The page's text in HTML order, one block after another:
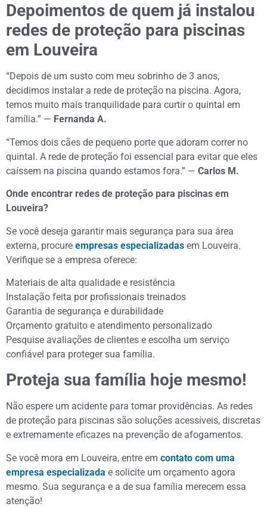
Depoimentos de quem já instalou
redes de proteção para piscinas
em Louveira
“Depois de um susto com meu sobrinho de 3 anos,
decidimos instalar a rede de proteção na piscina. Agora,
temos muito mais tranquilidade para curtir o quintal em
família.” — Fernanda A.
“Temos dois cães de pequeno porte que adoram correr no
quintal. A rede de proteção foi essencial para evitar que eles
caíssem na piscina quando estamos fora.” — Carlos M.
Onde encontrar redes de proteção para piscinas em
Louveira?
Se você deseja garantir mais segurança para sua área
externa, procure empresas especializadas em Louveira.
Verifique se a empresa oferece:
Materiais de alta qualidade e resistência
Instalação feita por profissionais treinados
Garantia de segurança e durabilidade
Orçamento gratuito e atendimento personalizado
Pesquise avaliações de clientes e escolha um serviço
confiável para proteger sua família.
Proteja sua família hoje mesmo!
Não espere um acidente para tomar providências. As redes
de proteção para piscinas são soluções acessíveis, discretas
e extremamente eficazes na prevenção de afogamentos.
Se você mora em Louveira, entre em contato com uma
empresa especializada e solicite um orçamento agora
mesmo. Sua segurança e a de sua família merecem essa
atenção!